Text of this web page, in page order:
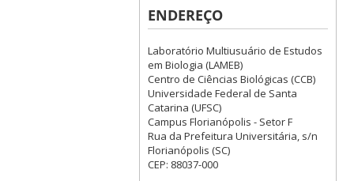
ENDEREÇO
Laboratório Multiusuário de Estudos
em Biologia (LAMEB)
Centro de Ciências Biológicas (CCB)
Universidade Federal de Santa
Catarina (UFSC)
Campus Florianópolis - Setor F
Rua da Prefeitura Universitária, s/n
Florianópolis (SC)
CEP: 88037-000